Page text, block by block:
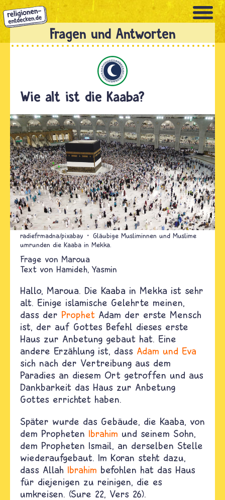
Direkt
zum
Inhalt
Wie alt ist die Kaaba?
radiefrmadna/pixabay
Gläubige Musliminnen und Muslime
umrunden die Kaaba in Mekka.
Maroua
Text von Hamideh Yasmin
Hallo, Maroua. Die Kaaba in Mekka ist sehr
alt. Einige islamische Gelehrte meinen,
dass der Prophet Adam der erste Mensch
ist, der auf Gottes Befehl dieses erste
Haus zur Anbetung gebaut hat. Eine
andere Erzählung ist, dass Adam und Eva
sich nach der Vertreibung aus dem
Paradies an diesem Ort getroffen und aus
Dankbarkeit das Haus zur Anbetung
Gottes errichtet haben.
Später wurde das Gebäude, die Kaaba, von
dem Propheten Ibrahim und seinem Sohn,
dem Propheten Ismail, an derselben Stelle
wiederaufgebaut. Im Koran steht dazu,
dass Allah Ibrahim befohlen hat das Haus
für diejenigen zu reinigen, die es
umkreisen. (Sure 22, Vers 26).